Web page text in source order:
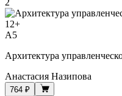
2
12+
A5
Архитектура
Анастасия Назипова
764 ₽